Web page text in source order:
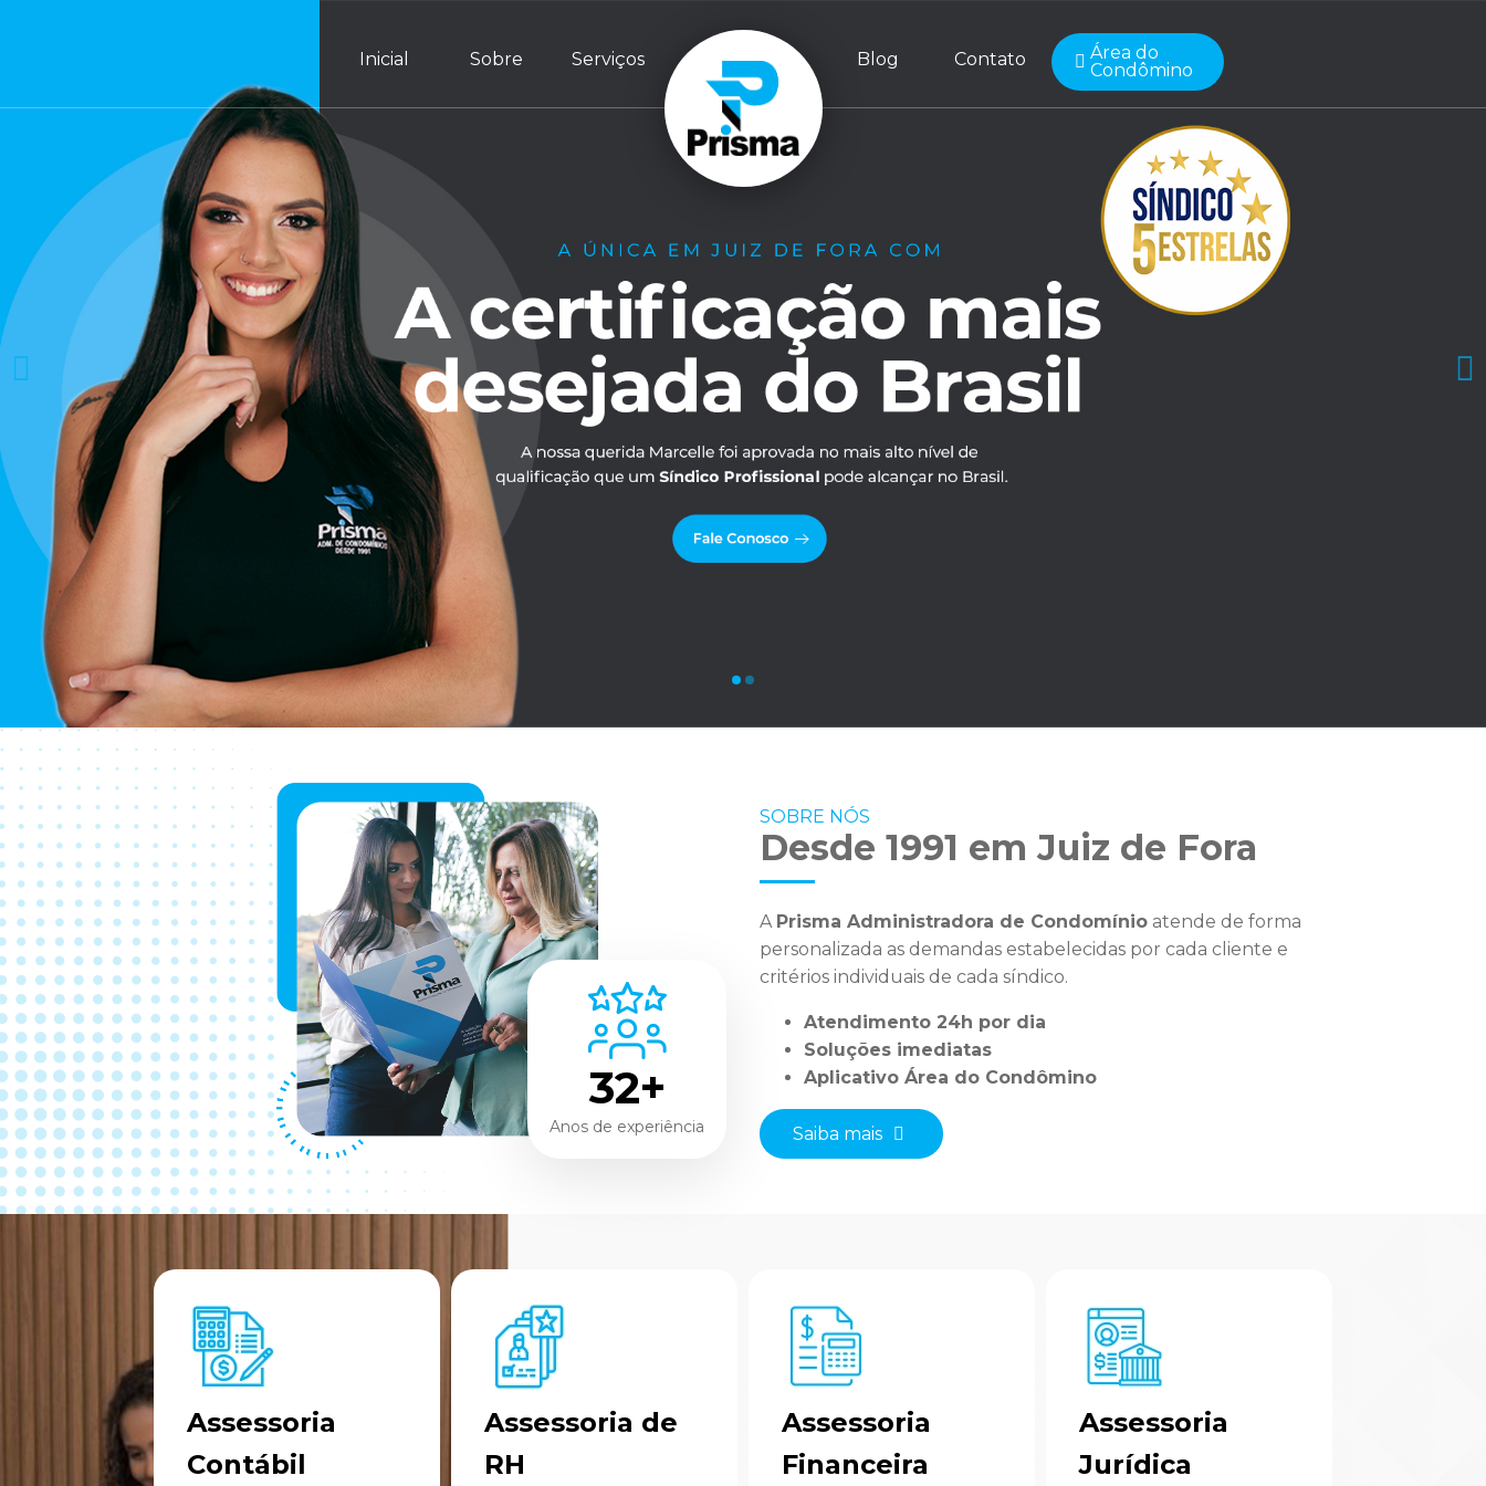
Inicial Sobre Serviços Blog Contato
Área do
Condômino
32+
Anos de experiência
SOBRE NÓS
Desde 1991 em Juiz de Fora
A Prisma Administradora de Condomínio atende de forma
personalizada as demandas estabelecidas por cada cliente e
critérios individuais de cada síndico.
Atendimento 24h por dia
Soluções imediatas
Aplicativo Área do Condômino
Saiba mais
Assessoria
Contábil
Assessoria de
RH
Assessoria
Financeira
Assessoria
Jurídica